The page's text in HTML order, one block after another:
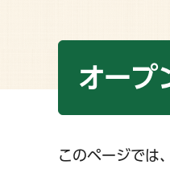
オー
このページでは